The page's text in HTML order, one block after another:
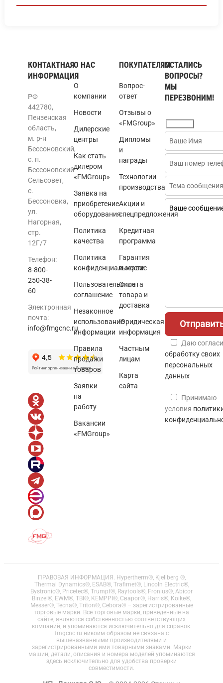
КОНТАКТНАЯ
ИНФОРМАЦИЯ
РФ
442780,
Пензенская
область,
м. р-н
Бессоновский,
с. п.
Бессоновский
Сельсовет,
с.
Бессоновка,
ул.
Нагорная,
стр.
12Г/7
Телефон:
8-800-
250-38-
60
Электронная
почта:
info@fmgcnc.ru
О НАС
О
компании
Новости
Дилерские
центры
Как стать
дилером
«FMGroup»
Заявка на
приобретение
оборудования
Политика
качества
Политика
конфиденциальности
Пользовательское
соглашение
Незаконное
использование
информации
Правила
продажи
товаров
Заявки
на
работу
Вакансии
«FMGroup»
ПОКУПАТЕЛЯМ
Вопрос-
ответ
Отзывы о
«FMGroup»
Дипломы
и
награды
Технологии
производства
Акции и
спецпредложения
Кредитная
программа
Гарантия
и сервис
Оплата
товара и
доставка
Юридическая
информация
Частным
лицам
Карта
сайта
ОСТАЛИСЬ
ВОПРОСЫ?
МЫ
ПЕРЕЗВОНИМ!
Даю
обработку своих
персональных
данных
Принимаю
условия
ПРАВОВАЯ ИНФОРМАЦИЯ. Hypertherm®, Kjellberg ®,
Thermal Dynamics®, ESAB®, Trafimet®, Lincoln Electric®,
Bystronic®, Pricetec®, Trumpf®, Raytools®, Fronius®, Abicor
Binzel®, EWM®, TBI®, KEMPPI®, Сварог®, Harris®, Koike®,
Messer®, Tecna®, Triton®, Cebora® – зарегистрированные
торговые марки. Все торговые марки, приведенные на
сайте, являются собственностью соответствующих
компаний, и упоминаются исключительно для справок.
fmgcnc.ru никоим образом не связана с
вышеназванными производителями и
зарегистрированными ими товарными знаками. Марки
машин, детали, описания и номера моделей упоминаются
здесь исключительно для удобства проверки
совместимости.